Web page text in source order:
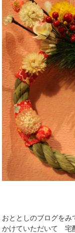
おととしのブログを
かけていただいて 宅